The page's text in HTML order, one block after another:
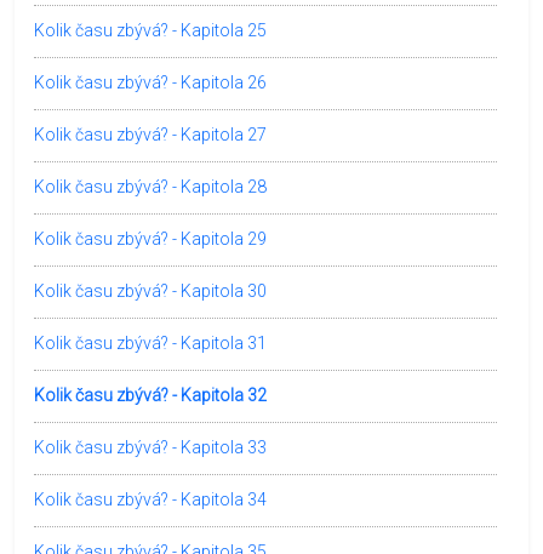
Kolik času zbývá? - Kapitola 25
Kolik času zbývá? - Kapitola 26
Kolik času zbývá? - Kapitola 27
Kolik času zbývá? - Kapitola 28
Kolik času zbývá? - Kapitola 29
Kolik času zbývá? - Kapitola 30
Kolik času zbývá? - Kapitola 31
Kolik času zbývá? - Kapitola 32
Kolik času zbývá? - Kapitola 33
Kolik času zbývá? - Kapitola 34